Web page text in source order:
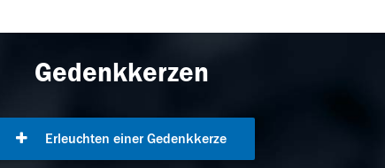
Gedenkkerzen
Erleuchten einer Gedenkkerze